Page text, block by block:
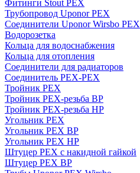
Фитинги Stout PEX
Трубопровод Uponor PEX
Соединители Uponor Wirsbo PEX
Водорозетка
Кольца для водоснабжения
Кольца для отопления
Соединители для радиаторов
Соединитель PEX-PEX
Тройник PEX
Тройник PEX-резьба ВР
Тройник PEX-резьба НР
Угольник PEX
Угольник PEX ВР
Угольник PEX НР
Штуцер PEX c накидной гайкой
Штуцер PEX ВР